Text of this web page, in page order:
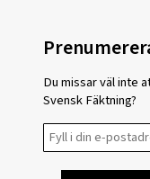
Du missar väl inte
Svensk Fäktning?